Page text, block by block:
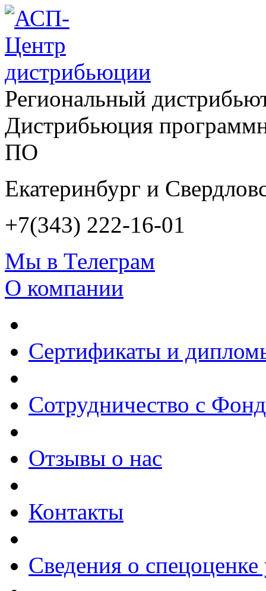
Региональный
Дистрибьюция
ПО
Екатеринбург и
+7(343) 222-16-01
Мы в Телеграм
О компании
Сертификаты и
Сотрудничество с
Отзывы о нас
Контакты
Сведения о